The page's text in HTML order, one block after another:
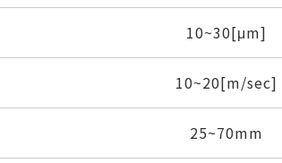
10~30[μm]
10~20[m/sec]
25~70mm